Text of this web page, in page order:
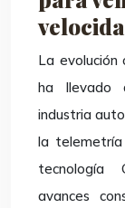
La evolución
ha llevado
industria
la
tecnología
avances